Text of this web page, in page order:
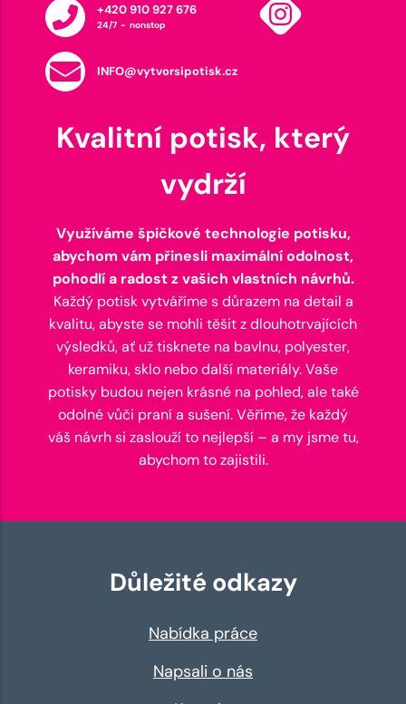
+420 910 927 676
24/7 - nonstop
INFO@vytvorsipotisk.cz
Kvalitní potisk, který
vydrží
Využíváme špičkové technologie potisku,
abychom vám přinesli maximální odolnost,
pohodlí a radost z vašich vlastních návrhů.
Každý potisk vytváříme s důrazem na detail a
kvalitu, abyste se mohli těšit z dlouhotrvajících
výsledků, ať už tisknete na bavlnu, polyester,
keramiku, sklo nebo další materiály. Vaše
potisky budou nejen krásné na pohled, ale také
odolné vůči praní a sušení. Věříme, že každý
váš návrh si zaslouží to nejlepší – a my jsme tu,
abychom to zajistili.
Důležité odkazy
Nabídka práce
Napsali o nás